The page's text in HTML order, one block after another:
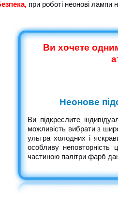
при роботі неонові лампи
Ви хочете
Неонове
Ви підкреслите
можливість вибрати з
ультра холодних і
особливу неповторність
частиною палітри фарб